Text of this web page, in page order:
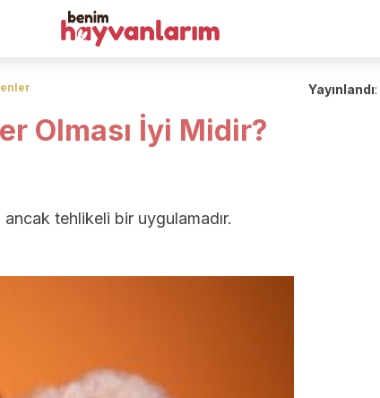
Olması İyi Midir?
tehlikeli bir uygulamadır.
Yayınlandı: